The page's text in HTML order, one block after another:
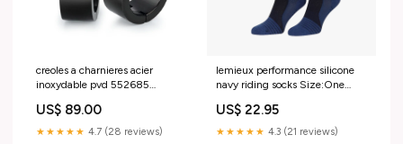
creoles a charnieres acier
inoxydable pvd 552685
US$ 89.00
★★★★★ 4.7 (28 reviews)
lemieux performance silicone
navy riding socks Size:One
US$ 22.95
★★★★★ 4.3 (21 reviews)